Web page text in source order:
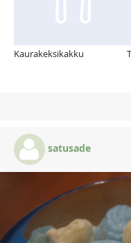
Kaurakeksikakku
satusade